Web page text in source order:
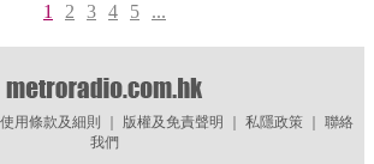
1 2 3 4 5 ...
使用條款及細則 版權及免責聲明 私隱政策｜ 聯絡
我們